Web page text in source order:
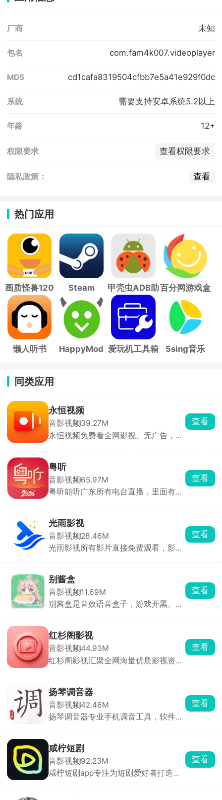
厂商 未知
包名 com.fam4k007.videoplayer
MD5 cd1cafa8319504cfbb7e5a41e929f0dc
系统 需要支持安卓系统5.2以上
年龄 12+
权限要求 查看权限要求
隐私政策： 查看
热门应用
画质怪兽120
帧
Steam
甲壳虫ADB助
手
百分网游戏盒
子
懒人听书 HappyMod 爱玩机工具箱 5sing音乐
同类应用
永恒视频
音影视频39.27M
永恒视频免费看全网影视、无广告，聚
演搜索，基本搜啥有啥，拥有一个app
就能看遍全网影视。
查看
粤听
音影视频65.97M
粤听能听广东所有电台直播，里面有海
播，能互动。还有AI写歌、AI主播，玩
起来很新鲜。随时听正宗粤语、了解广
东事。
查看
光雨影视
音影视频28.46M
光雨影视所有影片直接免费观看，影视
热播进度。播放体验完善，可自由切换
片源线路，多档画质随心选，支持播放
倍速、弹幕。还支持一键投屏到大屏，
界面清爽，平常追剧十分实用。
查看
别酱盒
音影视频11.69M
别酱盒是音效语音盒子，游戏开黑、社
效、手游专属语音。悬浮窗快捷播放，
挂后台后玩游戏、微信QQ聊天时，点
开悬浮窗一键出声，支持延时播放、循
环播放。
查看
红杉阁影视
音影视频44.93M
红杉阁影视汇聚全网海量优质影视资
精品短剧等全品类内容，充分满足不同
用户的观影喜好与观看需求。红杉阁影
视内置流畅稳定的播放引擎，观影过程
顺滑不卡顿，带来沉浸式影院级观看体
查看
扬琴调音器
音影视频42.46M
扬琴调音器专业手机调音工具，软件融
拟以及扬琴技法教学等丰富内容，一站
式解决音准校准、节奏练习、技法学习
等问题，陪伴大家轻松练琴，玩转扬
琴。
查看
咸柠短剧
音影视频92.23M
咸柠短剧app专注为短剧爱好者打造沉
查看